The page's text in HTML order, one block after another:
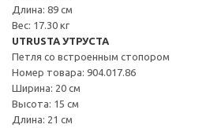
Длина: 89 см
Вес: 17.30 кг
UTRUSTA УТРУСТА
Петля со встроенным стопором
Номер товара: 904.017.86
Ширина: 20 см
Высота: 15 см
Длина: 21 см